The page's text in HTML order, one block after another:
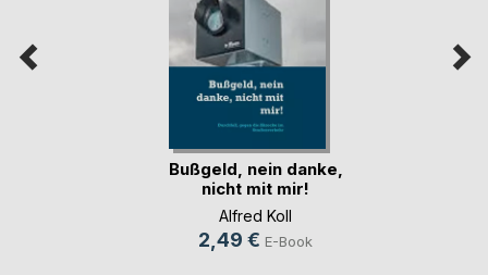
Bußgeld, nein danke,
nicht mit mir!
Alfred Koll
2,49 € E-Book